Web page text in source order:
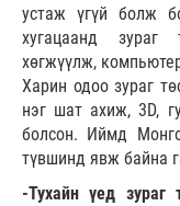
устаж үгүй болж
хугацаанд зураг
хөгжүүлж,
Харин одоо зураг
нэг шат ахиж, 3D,
болсон. Иймд
түвшинд явж байна
-Тухайн үед зураг